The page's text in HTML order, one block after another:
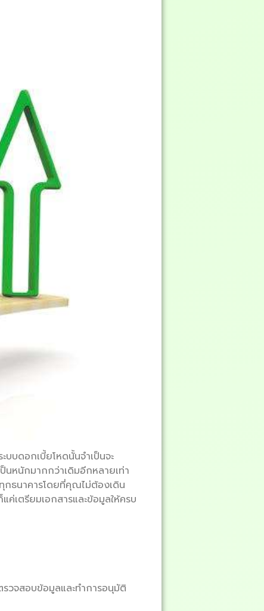
บบดอกเบี้ยโหดนั้นจำเป็นจะ
นหนักมากกว่าเดิมอีกหลายเท่า
กธนาคารโดยที่คุณไม่ต้องเดิน
เตรียมเอกสารและข้อมูลให้ครบ
รวจสอบข้อมูลและทำการอนุมัติ